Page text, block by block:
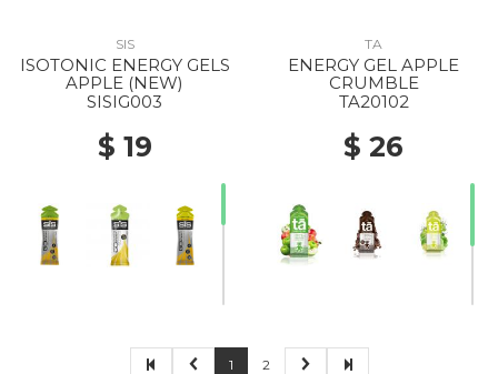
SIS
ISOTONIC ENERGY GELS
APPLE (NEW)
SISIG003
$ 19
TA
ENERGY GEL APPLE
CRUMBLE
TA20102
$ 26
1 2